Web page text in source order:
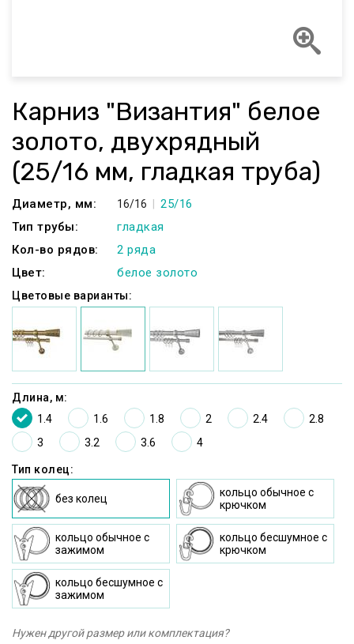
Карниз "Византия" белое
золото, двухрядный
(25/16 мм, гладкая труба)
Диаметр, мм: 16/16
25/16
Тип трубы:
гладкая
Кол-во рядов:
2 ряда
Цвет:
белое золото
Цветовые варианты:
Длина, м:
1.4
1.6 1.8 2 2.4
2.8
3
3.2 3.6 4
Тип колец:
без колец
кольцо oбычное c
крючком
кольцо oбычное с
зажимом
кольцо бесшумное c
крючком
кольцо бесшумное с
зажимом
Нужен другой размер или комплектация?